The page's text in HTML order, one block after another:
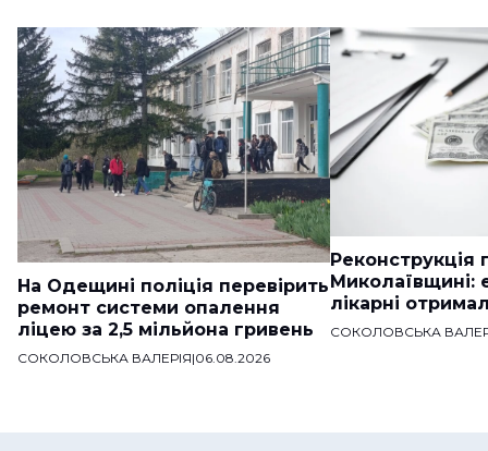
На Одещині поліція перевірить
ремонт системи опалення
ліцею за 2,5 мільйона гривень
СОКОЛОВСЬКА ВАЛЕРІЯ|06.08.2026
Реконструкція
Миколаївщині:
лікарні
СОКОЛОВСЬКА